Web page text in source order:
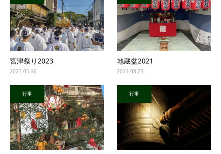
宮津祭り2023
2023.05.16
地蔵盆2021
2021.08.23
行事 行事